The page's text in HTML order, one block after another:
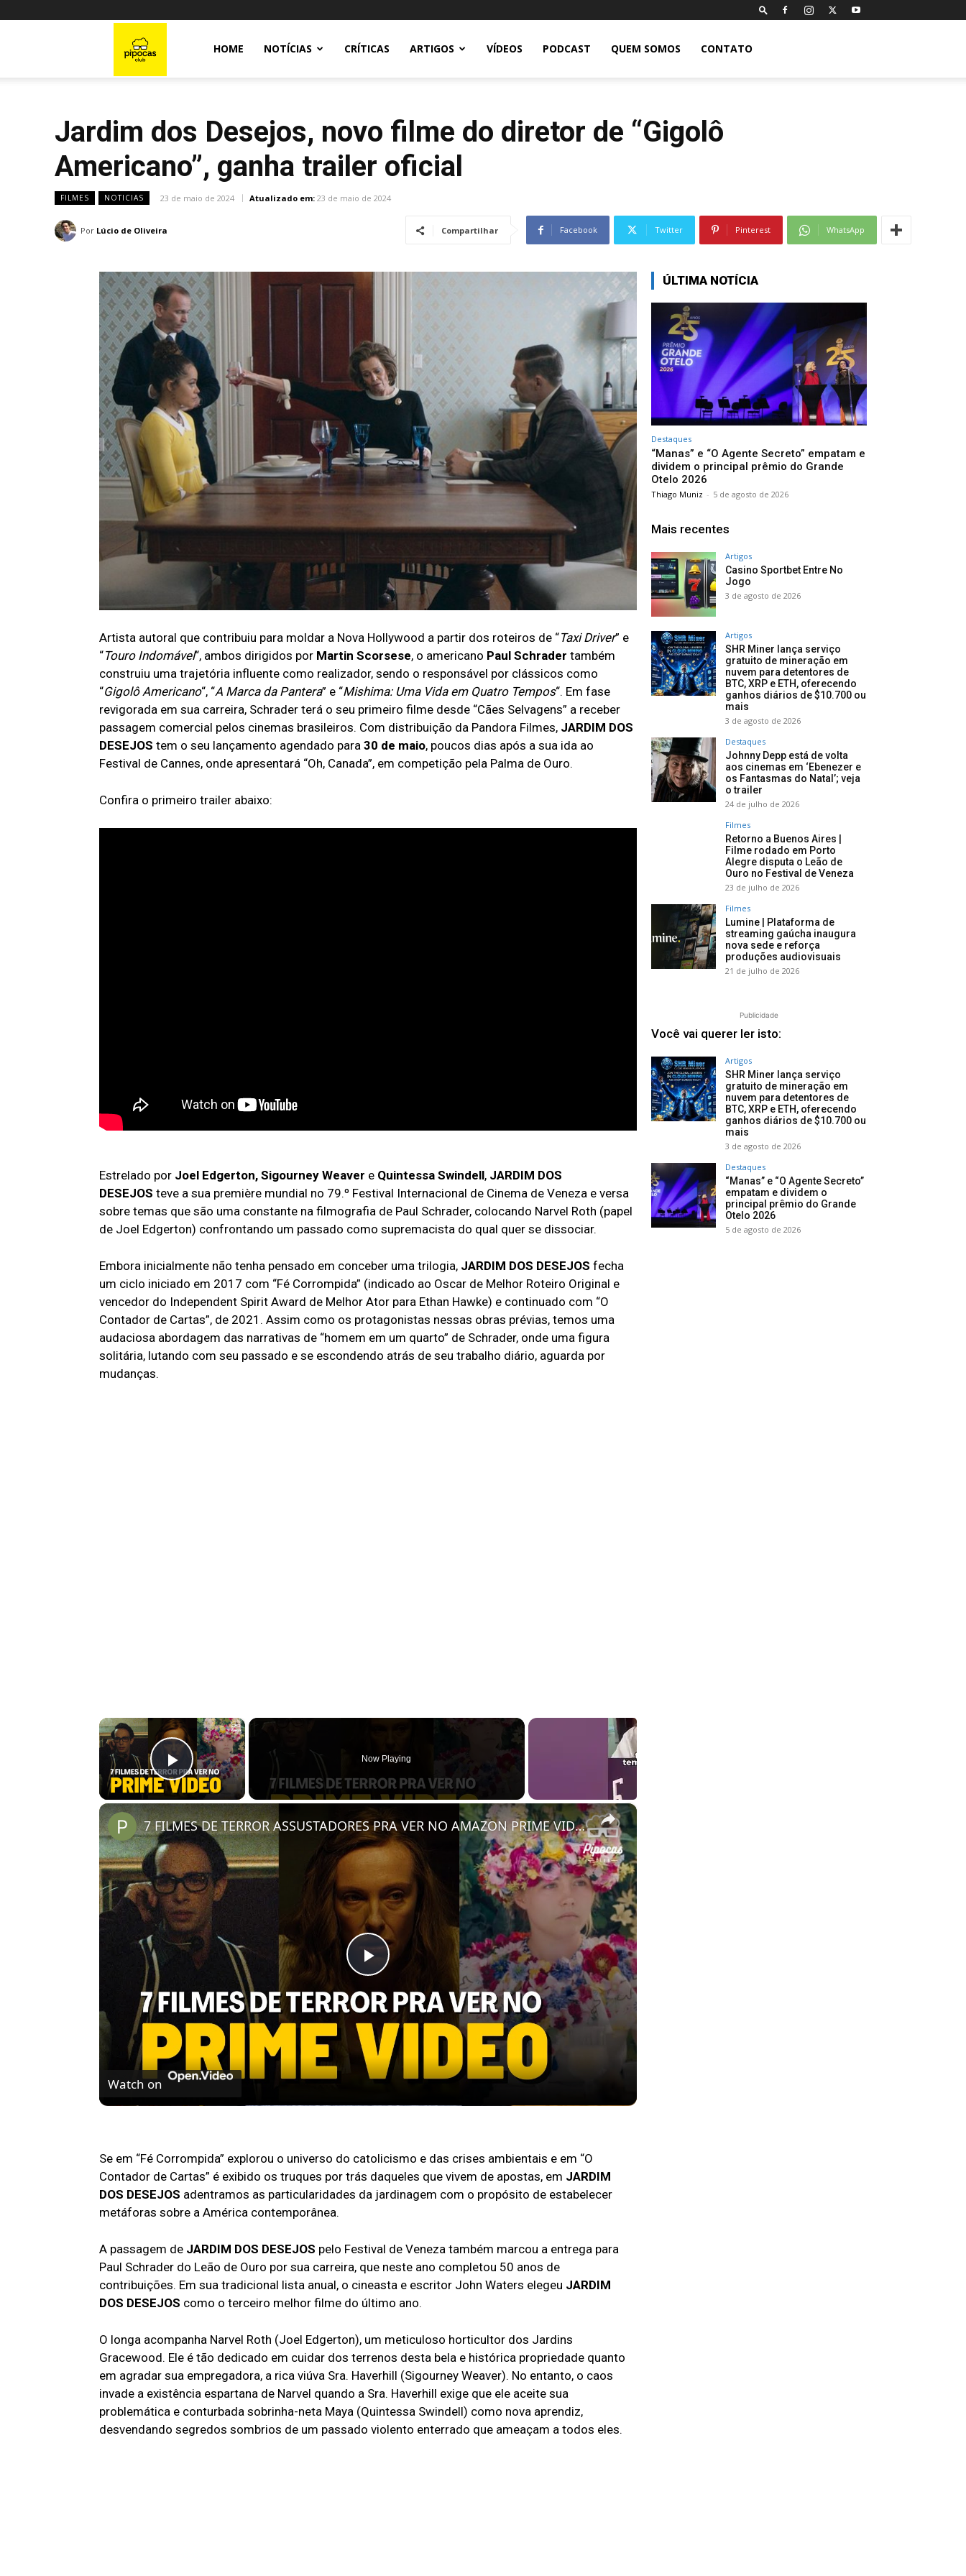
HOME NOTÍCIAS CRÍTICAS ARTIGOS VÍDEOS PODCAST QUEM SOMOS CONTATO
Jardim dos Desejos, novo filme do diretor de “Gigolô
Americano”, ganha trailer oficial
FILMES NOTICIAS 23 de maio de 2024 Atualizado em: 23 de maio de 2024
Por Lúcio de Oliveira Compartilhar Facebook Twitter Pinterest WhatsApp
Artista autoral que contribuiu para moldar a Nova Hollywood a partir dos roteiros de “Taxi Driver” e
“Touro Indomável“, ambos dirigidos por Martin Scorsese, o americano Paul Schrader também
construiu uma trajetória influente como realizador, sendo o responsável por clássicos como
“Gigolô Americano“, “A Marca da Pantera” e “Mishima: Uma Vida em Quatro Tempos“. Em fase
revigorada em sua carreira, Schrader terá o seu primeiro filme desde “Cães Selvagens” a receber
passagem comercial pelos cinemas brasileiros. Com distribuição da Pandora Filmes, JARDIM DOS
DESEJOS tem o seu lançamento agendado para 30 de maio, poucos dias após a sua ida ao
Festival de Cannes, onde apresentará “Oh, Canada”, em competição pela Palma de Ouro.
Confira o primeiro trailer abaixo:
Estrelado por Joel Edgerton, Sigourney Weaver e Quintessa Swindell, JARDIM DOS
DESEJOS teve a sua première mundial no 79.º Festival Internacional de Cinema de Veneza e versa
sobre temas que são uma constante na filmografia de Paul Schrader, colocando Narvel Roth (papel
de Joel Edgerton) confrontando um passado como supremacista do qual quer se dissociar.
Embora inicialmente não tenha pensado em conceber uma trilogia, JARDIM DOS DESEJOS fecha
um ciclo iniciado em 2017 com “Fé Corrompida” (indicado ao Oscar de Melhor Roteiro Original e
vencedor do Independent Spirit Award de Melhor Ator para Ethan Hawke) e continuado com “O
Contador de Cartas”, de 2021. Assim como os protagonistas nessas obras prévias, temos uma
audaciosa abordagem das narrativas de “homem em um quarto” de Schrader, onde uma figura
solitária, lutando com seu passado e se escondendo atrás de seu trabalho diário, aguarda por
mudanças.
×
Play Video
Now Playing
×
Play
Video
7 FILMES DE TERROR ASSUSTADORES PRA VER NO AMAZON PRIME VIDEO
Watch on
Se em “Fé Corrompida” explorou o universo do catolicismo e das crises ambientais e em “O
Contador de Cartas” é exibido os truques por trás daqueles que vivem de apostas, em JARDIM
DOS DESEJOS adentramos as particularidades da jardinagem com o propósito de estabelecer
metáforas sobre a América contemporânea.
A passagem de JARDIM DOS DESEJOS pelo Festival de Veneza também marcou a entrega para
Paul Schrader do Leão de Ouro por sua carreira, que neste ano completou 50 anos de
contribuições. Em sua tradicional lista anual, o cineasta e escritor John Waters elegeu JARDIM
DOS DESEJOS como o terceiro melhor filme do último ano.
O longa acompanha Narvel Roth (Joel Edgerton), um meticuloso horticultor dos Jardins
Gracewood. Ele é tão dedicado em cuidar dos terrenos desta bela e histórica propriedade quanto
em agradar sua empregadora, a rica viúva Sra. Haverhill (Sigourney Weaver). No entanto, o caos
invade a existência espartana de Narvel quando a Sra. Haverhill exige que ele aceite sua
problemática e conturbada sobrinha-neta Maya (Quintessa Swindell) como nova aprendiz,
desvendando segredos sombrios de um passado violento enterrado que ameaçam a todos eles.
ÚLTIMA NOTÍCIA
Destaques
“Manas” e “O Agente Secreto” empatam e
dividem o principal prêmio do Grande
Otelo 2026
Thiago Muniz - 5 de agosto de 2026
Mais recentes
Artigos
Casino Sportbet Entre No
Jogo
3 de agosto de 2026
Artigos
SHR Miner lança serviço
gratuito de mineração em
nuvem para detentores de
BTC, XRP e ETH, oferecendo
ganhos diários de $10.700 ou
mais
3 de agosto de 2026
Destaques
Johnny Depp está de volta
aos cinemas em ‘Ebenezer e
os Fantasmas do Natal’; veja
o trailer
24 de julho de 2026
Filmes
Retorno a Buenos Aires |
Filme rodado em Porto
Alegre disputa o Leão de
Ouro no Festival de Veneza
23 de julho de 2026
Filmes
Lumine | Plataforma de
streaming gaúcha inaugura
nova sede e reforça
produções audiovisuais
21 de julho de 2026
Publicidade
Você vai querer ler isto:
Artigos
SHR Miner lança serviço
gratuito de mineração em
nuvem para detentores de
BTC, XRP e ETH, oferecendo
ganhos diários de $10.700 ou
mais
3 de agosto de 2026
Destaques
“Manas” e “O Agente Secreto”
empatam e dividem o
principal prêmio do Grande
Otelo 2026
5 de agosto de 2026